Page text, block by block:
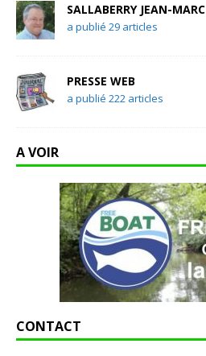
SALLABERRY JEAN-MARC
a publié 29 articles
PRESSE WEB
a publié 222 articles
A VOIR
CONTACT